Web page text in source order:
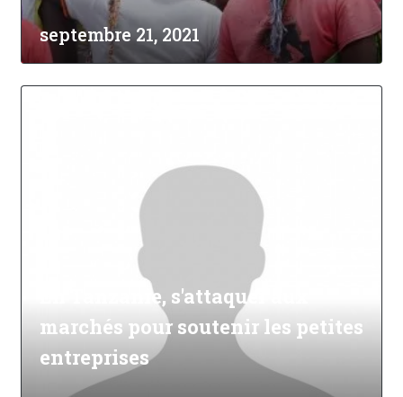
septembre 21, 2021
En Tanzanie, s'attaquer aux
marchés pour soutenir les petites
entreprises